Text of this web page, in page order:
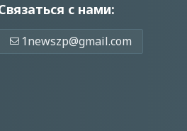
с нами:
1newszp@gmail.com